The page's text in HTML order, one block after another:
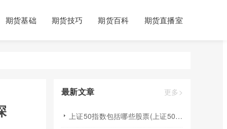
期货基础 期货技巧 期货百科 期货直播室
最新文章 更多>
上证50指数包括哪些股票(上证50指数包含哪些股票)